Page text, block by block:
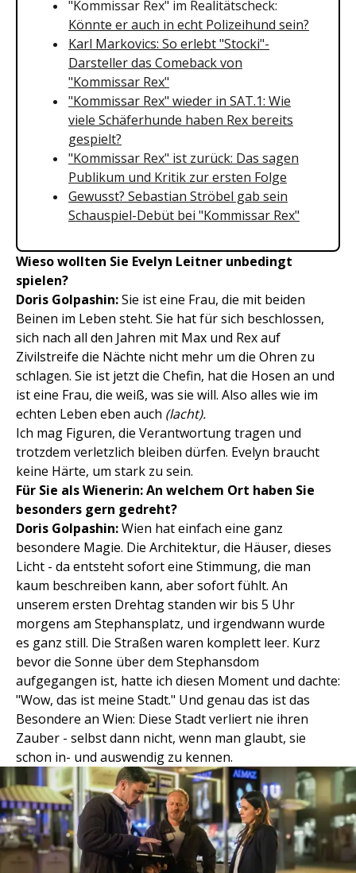
"Kommissar Rex" im Realitätscheck:
Könnte er auch in echt Polizeihund sein?
Karl Markovics: So erlebt "Stocki"-
Darsteller das Comeback von
"Kommissar Rex"
"Kommissar Rex" wieder in SAT.1: Wie
viele Schäferhunde haben Rex bereits
gespielt?
"Kommissar Rex" ist zurück: Das sagen
Publikum und Kritik zur ersten Folge
Gewusst? Sebastian Ströbel gab sein
Schauspiel-Debüt bei "Kommissar Rex"
Wieso wollten Sie Evelyn Leitner unbedingt
spielen?
Doris Golpashin:Sie ist eine Frau, die mit beiden
Beinen im Leben steht. Sie hat für sich beschlossen,
sich nach all den Jahren mit Max und Rex auf
Zivilstreife die Nächte nicht mehr um die Ohren zu
schlagen. Sie ist jetzt die Chefin, hat die Hosen an und
ist eine Frau, die weiß, was sie will. Also alles wie im
echten Leben eben auch (lacht).
Ich mag Figuren, die Verantwortung tragen und
trotzdem verletzlich bleiben dürfen. Evelyn braucht
keine Härte, um stark zu sein.
Für Sie als Wienerin: An welchem Ort haben Sie
besonders gern gedreht?
Doris Golpashin:Wien hat einfach eine ganz
besondere Magie. Die Architektur, die Häuser, dieses
Licht - da entsteht sofort eine Stimmung, die man
kaum beschreiben kann, aber sofort fühlt. An
unserem ersten Drehtag standen wir bis 5 Uhr
morgens am Stephansplatz, und irgendwann wurde
es ganz still. Die Straßen waren komplett leer. Kurz
bevor die Sonne über dem Stephansdom
aufgegangen ist, hatte ich diesen Moment und dachte:
"Wow, das ist meine Stadt." Und genau das ist das
Besondere an Wien: Diese Stadt verliert nie ihren
Zauber - selbst dann nicht, wenn man glaubt, sie
schon in- und auswendig zu kennen.